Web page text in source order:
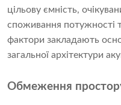
цільову ємність,
споживання потужності
фактори закладають
загальної архітектури
Обмеження